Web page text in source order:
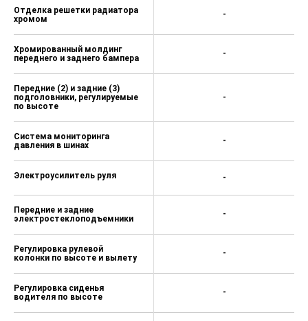
Отделка решетки радиатора
хромом
Хромированный молдинг
переднего и заднего бампера
Передние (2) и задние (3)
подголовники, регулируемые
по высоте
Система мониторинга
давления в шинах
Электроусилитель руля
Передние и задние
электростеклоподъемники
Регулировка рулевой
колонки по высоте и вылету
Регулировка сиденья
водителя по высоте
-
-
-
-
-
-
-
-